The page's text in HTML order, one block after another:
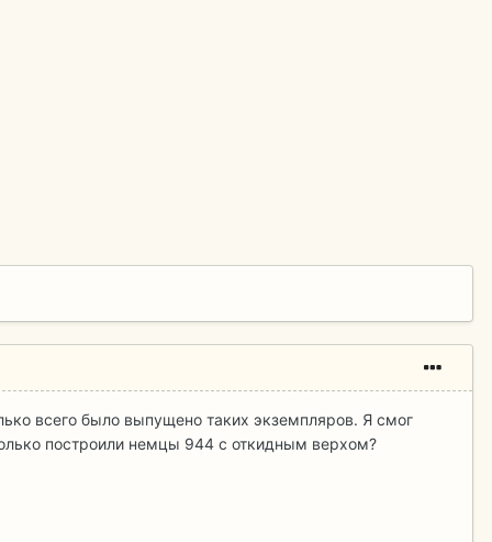
всего было выпущено таких экземпляров. Я смог
построили немцы 944 с откидным верхом?